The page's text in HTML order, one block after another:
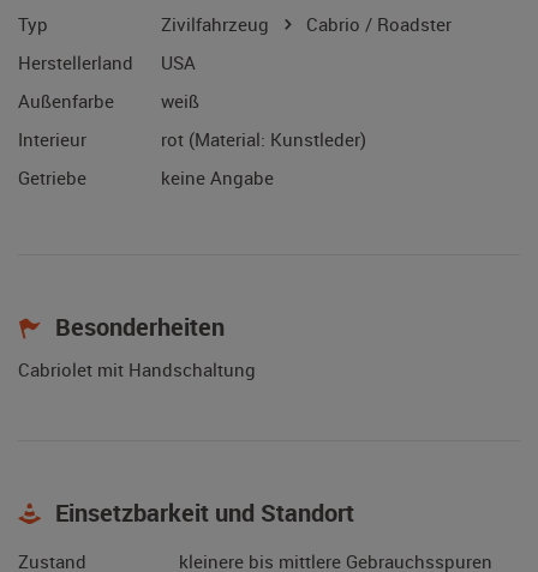
Typ
Zivilfahrzeug
Cabrio / Roadster
Herstellerland
USA
Außenfarbe
weiß
Interieur
rot (Material: Kunstleder)
Getriebe
keine Angabe
Besonderheiten
Cabriolet mit Handschaltung
Einsetzbarkeit und Standort
Zustand
kleinere bis mittlere Gebrauchsspuren